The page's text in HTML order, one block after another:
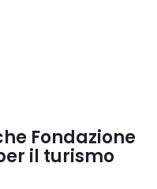
Fondazione
il turismo